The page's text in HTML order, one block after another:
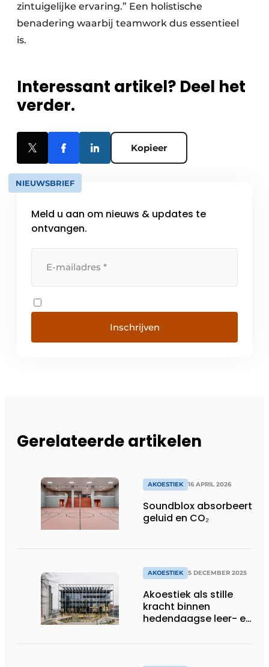
zintuigelijke ervaring.” Een holistische
benadering waarbij teamwork dus essentieel
is.
Interessant artikel? Deel het
verder.
Kopieer
NIEUWSBRIEF
Meld u aan om nieuws & updates te
ontvangen.
Inschrijven
Gerelateerde artikelen
AKOESTIEK 16 APRIL 2026
Soundblox absorbeert
geluid en CO₂
AKOESTIEK 5 DECEMBER 2025
Akoestiek als stille
kracht binnen
hedendaagse leer- en